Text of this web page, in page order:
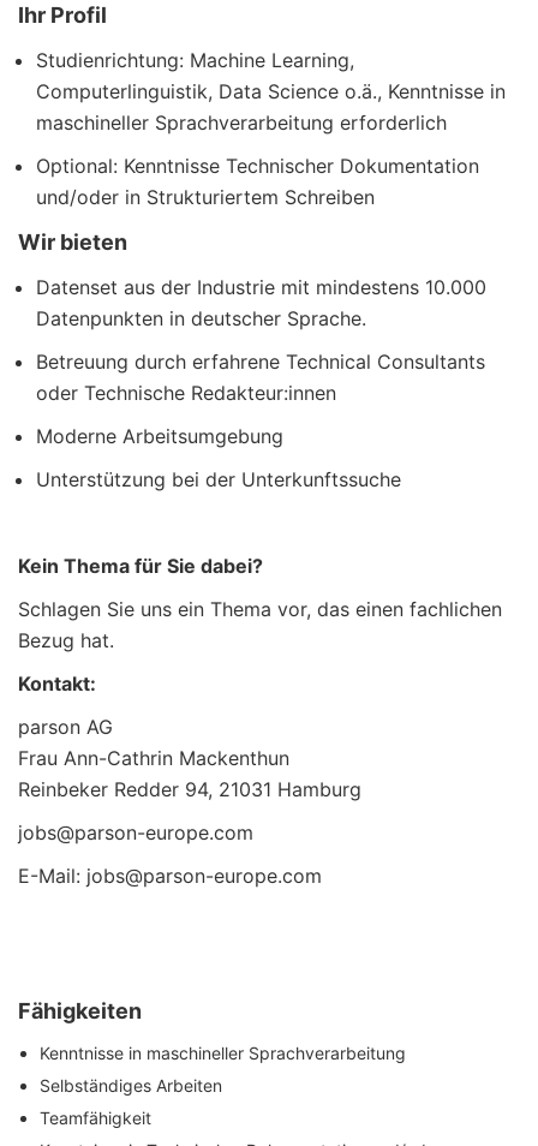
Ihr Profil
Studienrichtung: Machine Learning,
Computerlinguistik, Data Science o.ä., Kenntnisse in
maschineller Sprachverarbeitung erforderlich
Optional: Kenntnisse Technischer Dokumentation
und/oder in Strukturiertem Schreiben
Wir bieten
Datenset aus der Industrie mit mindestens 10.000
Datenpunkten in deutscher Sprache.
Betreuung durch erfahrene Technical Consultants
oder Technische Redakteur:innen
Moderne Arbeitsumgebung
Unterstützung bei der Unterkunftssuche
Kein Thema für Sie dabei?
Schlagen Sie uns ein Thema vor, das einen fachlichen
Bezug hat.
Kontakt:
parson AG
Frau Ann-Cathrin Mackenthun
Reinbeker Redder 94, 21031 Hamburg
jobs@parson-europe.com
E-Mail: jobs@parson-europe.com
Fähigkeiten
Kenntnisse in maschineller Sprachverarbeitung
Selbständiges Arbeiten
Teamfähigkeit